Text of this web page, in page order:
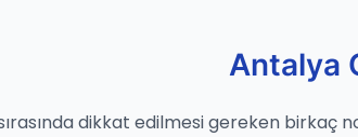
Antalya
dikkat edilmesi gereken birkaç